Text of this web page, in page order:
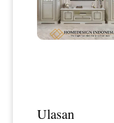
Ulasan